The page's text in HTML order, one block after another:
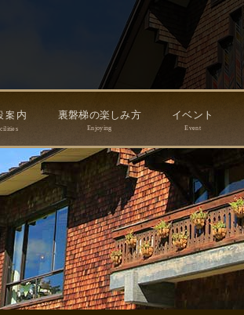
案 内 裏磐梯の楽しみ方
Enjoying
イベント
Event